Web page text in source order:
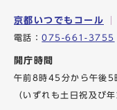
京都いつでもコール
電話：075-661-3755
開庁時間
午前8時45分から午後5
（いずれも土日祝及び